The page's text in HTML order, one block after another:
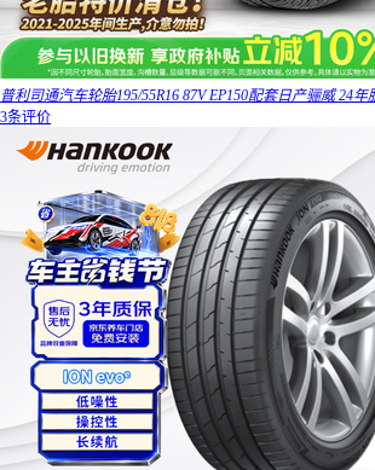
普利司通汽车轮胎195/55R16 87V EP150配套日产骊威 24年
3条评价